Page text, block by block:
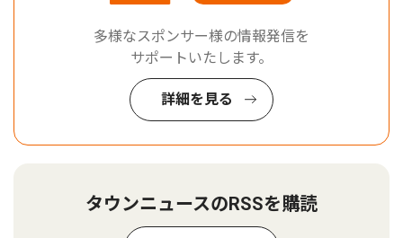
多様なスポンサー様の情報発信を
サポートいたします。
詳細を見る
タウンニュースのRSSを購読